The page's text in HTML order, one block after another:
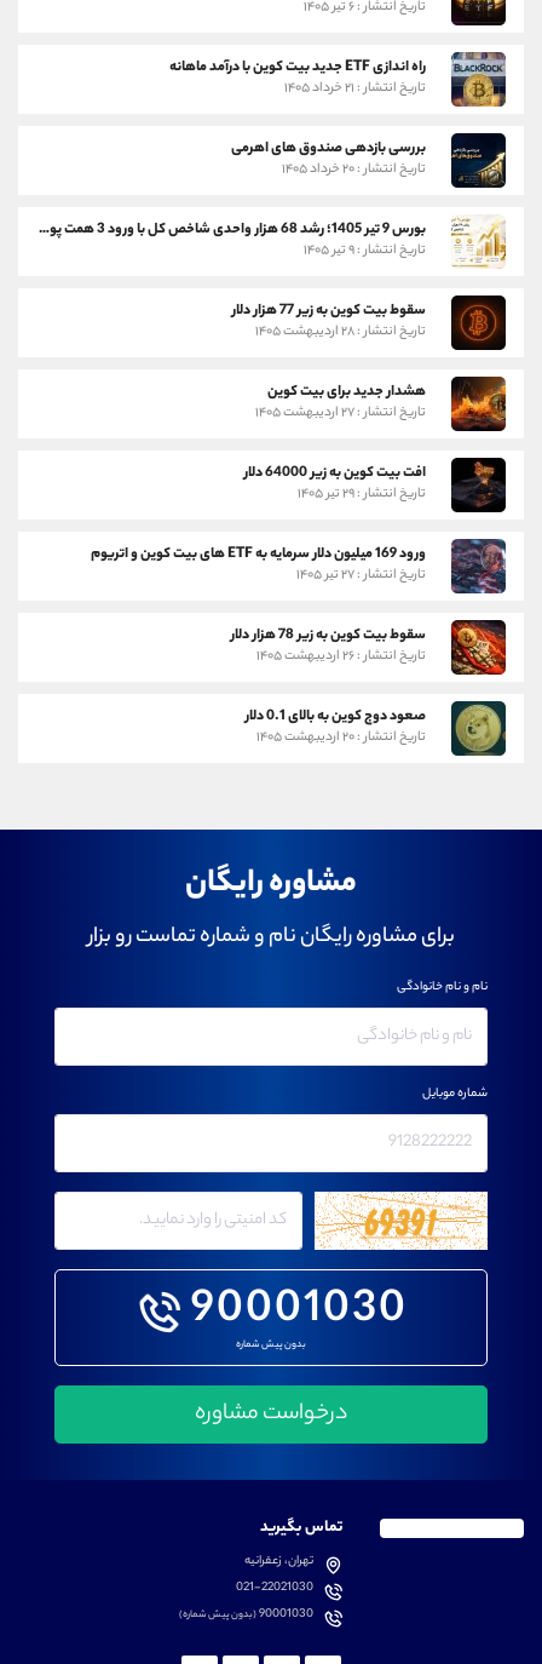
تاریخ انتشار : ۶ تیر ۱۴۰۵
راه اندازی ETF جدید بیت کوین با درآمد ماهانه
تاریخ انتشار : ۲۱ خرداد ۱۴۰۵
بررسی بازدهی صندوق های اهرمی
تاریخ انتشار : ۲۰ خرداد ۱۴۰۵
بورس 9 تیر 1405؛ رشد 68 هزار واحدی شاخص کل با ورود 3 همت پول حقیقی
تاریخ انتشار : ۹ تیر ۱۴۰۵
سقوط بیت کوین به زیر 77 هزار دلار
تاریخ انتشار : ۲۸ اردیبهشت ۱۴۰۵
هشدار جدید برای بیت کوین
تاریخ انتشار : ۲۷ اردیبهشت ۱۴۰۵
افت بیت کوین به زیر 64000 دلار
تاریخ انتشار : ۲۹ تیر ۱۴۰۵
ورود 169 میلیون دلار سرمایه به ETF های بیت کوین و اتریوم
تاریخ انتشار : ۲۷ تیر ۱۴۰۵
سقوط بیت کوین به زیر 78 هزار دلار
تاریخ انتشار : ۲۶ اردیبهشت ۱۴۰۵
صعود دوج کوین به بالای 0.1 دلار
تاریخ انتشار : ۲۰ اردیبهشت ۱۴۰۵
مشاوره رایگان
برای مشاوره رایگان نام و شماره تماست رو بزار
90001030
بدون پیش شماره
نام و نام خانوادگی
شماره موبایل
تماس بگیرید
تهران، زعفرانیه
021-22021030
90001030(بدون پیش شماره)